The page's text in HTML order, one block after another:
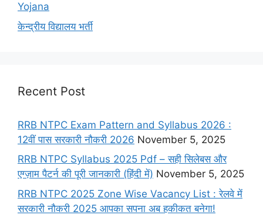
Yojana
केन्द्रीय विद्यालय भर्ती
Recent Post
RRB NTPC Exam Pattern and Syllabus 2026 :
12वीं पास सरकारी नौकरी 2026 November 5, 2025
RRB NTPC Syllabus 2025 Pdf – सही सिलेबस और
एग्ज़ाम पैटर्न की पूरी जानकारी (हिंदी में) November 5, 2025
RRB NTPC 2025 Zone Wise Vacancy List : रेलवे में
सरकारी नौकरी 2025 आपका सपना अब हकीकत बनेगा!